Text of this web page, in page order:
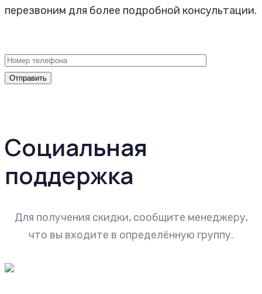
перезвоним для более подробной консультации.
Социальная
поддержка
Для получения скидки, сообщите менеджеру,
что вы входите в определённую группу.